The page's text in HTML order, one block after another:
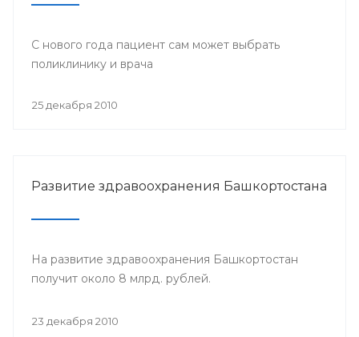
С нового года пациент сам может выбрать
поликлинику и врача
25 декабря 2010
Развитие здравоохранения Башкортостана
На развитие здравоохранения Башкортостан
получит около 8 млрд. рублей.
23 декабря 2010